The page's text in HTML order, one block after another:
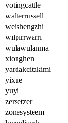
votingcattle
walterrussell
weishengzhi
wilpirrwarri
wulawulanma
xionghen
yardakcitakimi
yixue
yuyi
zersetzer
zonesysteem